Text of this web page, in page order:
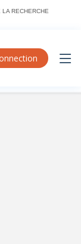
RECHERCHE